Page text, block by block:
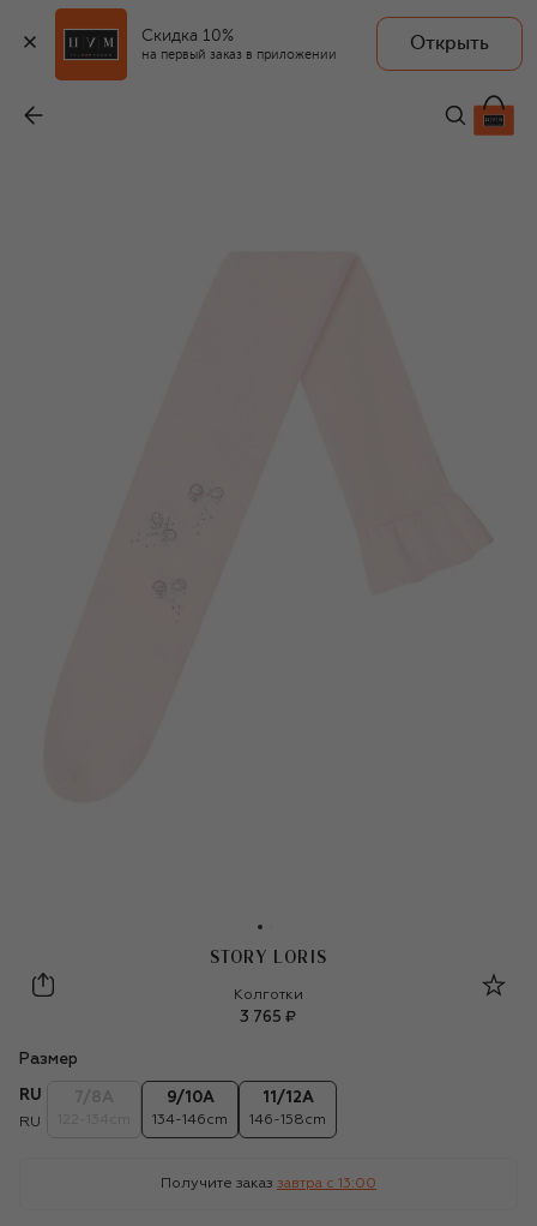
Скидка 10%
на первый заказ в приложении
Открыть
STORY LORIS
STORY LORIS
Story Loris
Колготки
3 765 ₽
Размер
RU
RU
9/10А
134-146cm
11/12А
146-158cm
Получите заказ завтра c 13:00